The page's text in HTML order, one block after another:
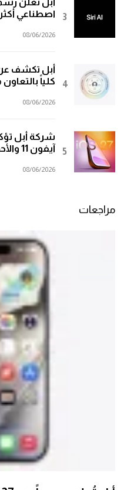
اصطناعي
08/06/2026
أبل تكشف عن
كلياً
08/06/2026
آيفون 11 والأحدث
08/06/2026
مراجعات